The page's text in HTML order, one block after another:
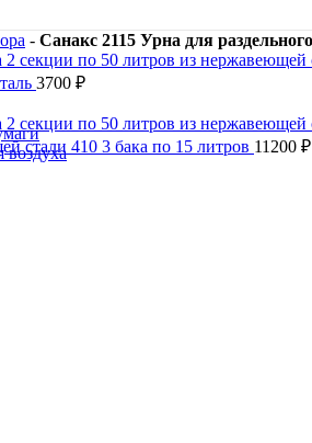
воздуха
- Санакс 2115 Урна для
3700 ₽
стали 410 3 бака по 15 литров 11200 ₽